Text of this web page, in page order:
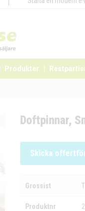
Produkter
Doftpinnar,
Skicka
Grossist
Produktnr